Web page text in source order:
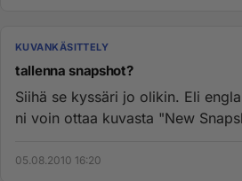
KUVANKÄSITTELY
tallenna snapshot?
Siihä se kyssäri jo olikin. Eli
ni voin ottaa kuvasta "New
05.08.2010 16:20